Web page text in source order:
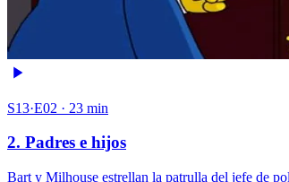
S13·E02 · 23 min
2. Padres e hijos
Bart y Milhouse estrellan la patrulla del jefe de